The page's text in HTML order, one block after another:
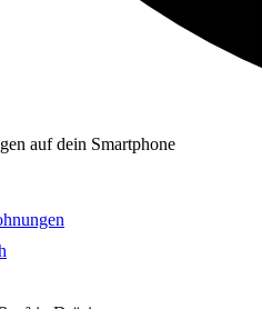
auf dein Smartphone